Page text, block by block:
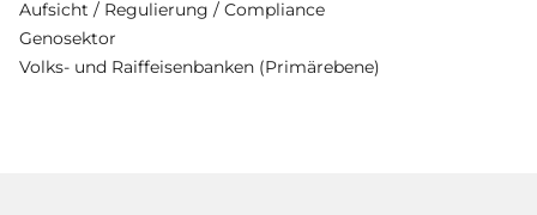
Aufsicht / Regulierung / Compliance
Genosektor
Volks- und Raiffeisenbanken (Primärebene)